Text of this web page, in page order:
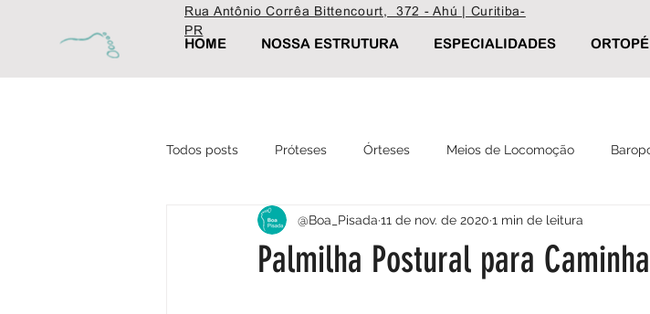
HOME NOSSA ESTRUTURA ESPECIALIDADES
Rua Antônio Corrêa Bittencourt, 372 - Ahú | Curitiba-
PR
Todos posts Próteses Órteses Meios de Locomoção
Ortopédica Fisioterapia Reabilitação Palmilha Postural
Palmilha Postural para
@Boa_Pisada 11 de nov. de 2020 1 min de leitura